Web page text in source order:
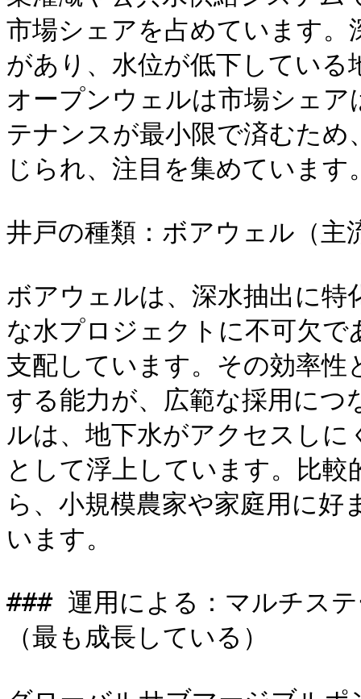
市場シェアを占めています
があり、水位が低下してい
オープンウェルは市場シェ
テナンスが最小限で済むた
じられ、注目を集めています
井戸の種類：ボアウェル（主
ボアウェルは、深水抽出に特
な水プロジェクトに不可欠
支配しています。その効率性
する能力が、広範な採用に
ルは、地下水がアクセスし
として浮上しています。比
ら、小規模農家や家庭用に好
います。
### 運用による：マルチス
（最も成長している）